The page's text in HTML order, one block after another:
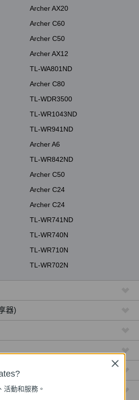
Archer AX20
Archer C60
Archer C50
Archer AX12
TL-WA801ND
Archer C80
TL-WDR3500
TL-WR1043ND
TL-WR941ND
Archer A6
TL-WR842ND
Archer C50
Archer C24
Archer C24
TL-WR741ND
TL-WR740N
TL-WR710N
TL-WR702N
器)
享器
活動和服務。
Close